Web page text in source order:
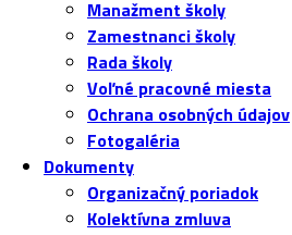
Manažment školy
Zamestnanci školy
Rada školy
Voľné pracovné miesta
Ochrana osobných údajov
Fotogaléria
Dokumenty
Organizačný poriadok
Kolektívna zmluva